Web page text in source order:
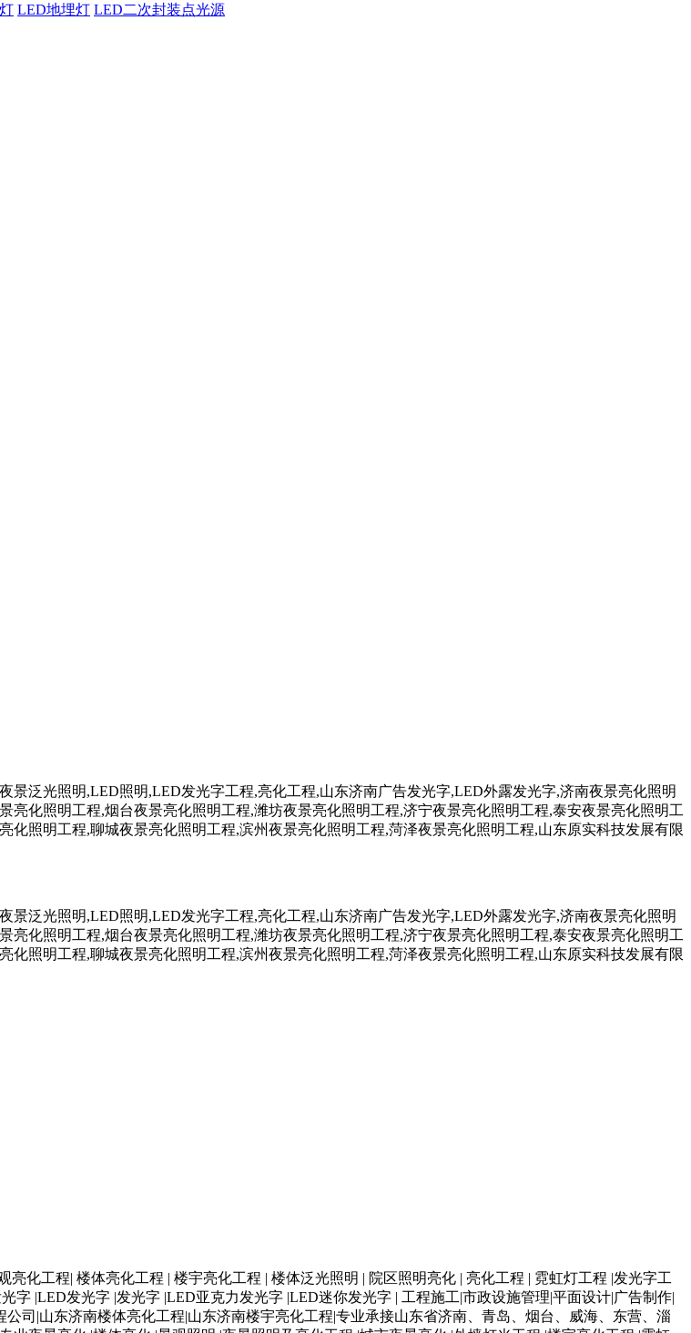
LED地埋灯 LED二次封装点光源
化工程| 楼体亮化工程 | 楼宇亮化工程 | 楼体泛光照明 | 院区照明亮化 | 亮化工程 | 霓虹灯工程 |发光字工
|LED发光字 |发光字 |LED亚克力发光字 |LED迷你发光字 | 工程施工|市政设施管理|平面设计|广告制作|
司|山东济南楼体亮化工程|山东济南楼宇亮化工程|专业承接山东省济南、青岛、烟台、威海、东营、淄